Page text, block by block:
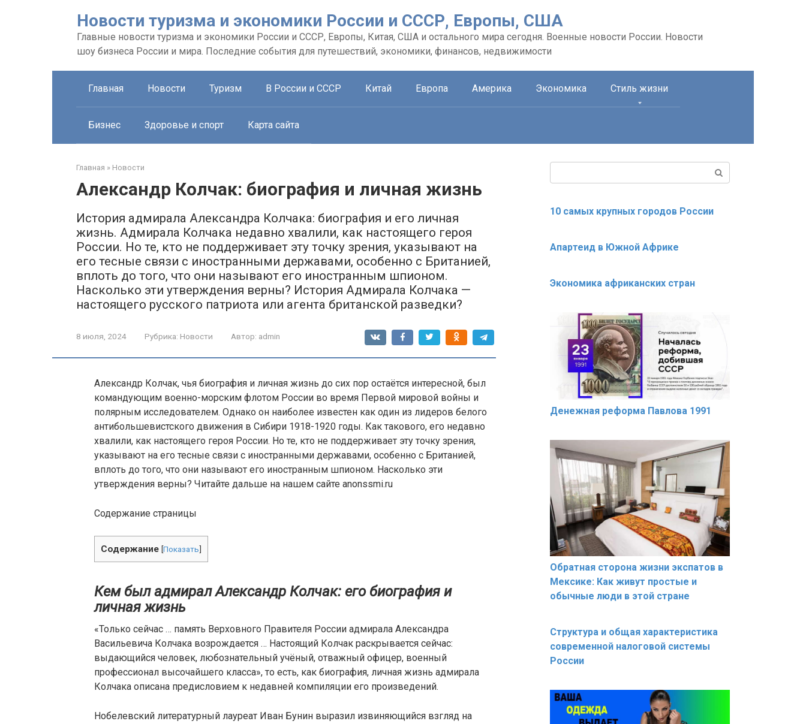
Новости туризма и экономики России и СССР, Европы, США
Главные новости туризма и экономики России и СССР, Европы, Китая, США и остального мира сегодня. Военные новости России. Новости
шоу бизнеса России и мира. Последние события для путешествий, экономики, финансов, недвижимости
Главная Новости Туризм В России и СССР Китай Европа Америка Экономика Стиль жизни
Бизнес Здоровье и спорт Карта сайта
Главная » Новости
Александр Колчак: биография и личная жизнь
История адмирала Александра Колчака: биография и его личная
жизнь. Адмирала Колчака недавно хвалили, как настоящего героя
России. Но те, кто не поддерживает эту точку зрения, указывают на
его тесные связи с иностранными державами, особенно с Британией,
вплоть до того, что они называют его иностранным шпионом.
Насколько эти утверждения верны? История Адмирала Колчака —
настоящего русского патриота или агента британской разведки?
8 июля, 2024 Рубрика: Новости Автор: admin
Александр Колчак, чья биография и личная жизнь до сих пор остаётся интересной, был
командующим военно-морским флотом России во время Первой мировой войны и
полярным исследователем. Однако он наиболее известен как один из лидеров белого
антибольшевистского движения в Сибири 1918-1920 годы. Как такового, его недавно
хвалили, как настоящего героя России. Но те, кто не поддерживает эту точку зрения,
указывают на его тесные связи с иностранными державами, особенно с Британией,
вплоть до того, что они называют его иностранным шпионом. Насколько эти
утверждения верны? Читайте дальше на нашем сайте anonssmi.ru
Содержание страницы
Содержание [Показать]
Кем был адмирал Александр Колчак: его биография и
личная жизнь
«Только сейчас … память Верховного Правителя России адмирала Александра
Васильевича Колчака возрождается … Настоящий Колчак раскрывается сейчас:
выдающийся человек, любознательный учёный, отважный офицер, военный
профессионал высочайшего класса», то есть, как биография, личная жизнь адмирала
Колчака описана предисловием к недавней компиляции его произведений.
Нобелевский литературный лауреат Иван Бунин выразил извиняющийся взгляд на
10 самых крупных городов России
Апартеид в Южной Африке
Экономика африканских стран
Денежная реформа Павлова 1991
Обратная сторона жизни экспатов в
Мексике: Как живут простые и
обычные люди в этой стране
Структура и общая характеристика
современной налоговой системы
России